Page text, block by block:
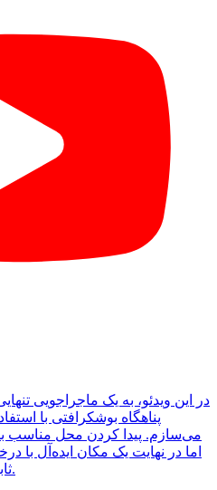
در این ویدئو، به یک ماجراجویی
پناهگاه بوشکرافتی با
می‌سازم. پیدا کردن محل مناسب
اما در نهایت یک مکان ایده‌آل با
ثابت آب و چوب فراوان پیدا کردم.